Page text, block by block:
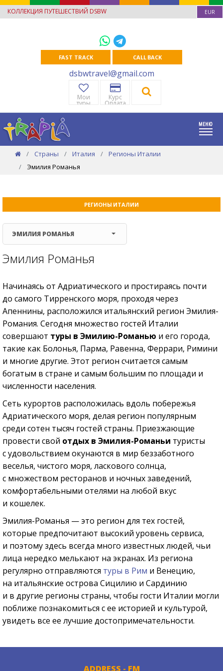
КОЛЛЕКЦИЯ ПУТЕШЕСТВИЙ DSBW EUR
FAST TRACK CALL BACK
dsbwtravel@gmail.com
Мои
туры
Курс
Оплата
Страны Италия
Регионы Италии
Эмилия Романья
РЕГИОНЫ ИТАЛИИ
ЭМИЛИЯ РОМАНЬЯ
Эмилия Романья
Начинаясь от Адриатического и простираясь почти
до самого Тирренского моря, проходя через
Апеннины, расположился итальянский регион Эмилия-
Романия. Сегодня множество гостей Италии
совершают туры в Эмилию-Романью и его города,
такие как Болонья, Парма, Равенна, Феррари, Римини
и многие другие. Этот регион считается самым
богатым в стране и самым большим по площади и
численности населения.
Сеть курортов расположилась вдоль побережья
Адриатического моря, делая регион популярным
среди сотен тысяч гостей страны. Приезжающие
провести свой отдых в Эмилия-Романьи туристы
с удовольствием окунаются в мир беззаботного
веселья, чистого моря, ласкового солнца,
с множеством ресторанов и ночных заведений,
комфортабельными отелями на любой вкус
и кошелек.
Эмилия-Романья — это регион для тех гостей,
которые предпочитают высокий уровень сервиса,
и поэтому здесь всегда много известных людей, чьи
лица нередко мелькают на экранах. Из региона
регулярно отправляются туры в Рим и Венецию,
на итальянские острова Сицилию и Сардинию
и в другие регионы страны, чтобы гости Италии могли
поближе познакомиться с ее историей и культурой,
увидеть все ее лучшие достопримечательности.
ADDRESS - FM